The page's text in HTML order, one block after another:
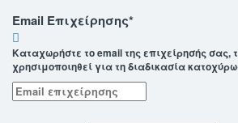
Email Επιχείρησης*
Καταχωρήστε το email της επιχείρησής σας,
χρησιμοποιηθεί για τη διαδικασία